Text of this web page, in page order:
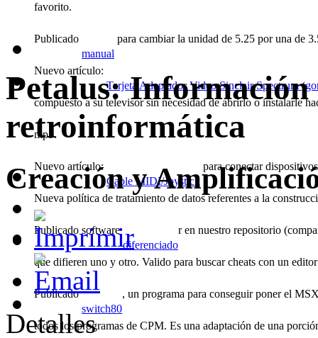
favorito.
Publicado manual para cambiar la unidad de 5.25 por una de
Nuevo artículo:Tarjeta Adaptador Video Sinclair Spectrum
compuesto a su televisor sin necesidad de abrirlo o instalarle
mp3.
Nuevo artículo:Cable MIDI/Joystickpara conectar
Nueva política de tratamiento de datos referentes a la
Publicado softwarediferenciador en nuestro repositorio
que difieren uno y otro. Valido para buscar cheats con un
Publicadoswitch80, un programa para conseguir poner el
Petalus: Información
retroinformática
Creación y
Detalles